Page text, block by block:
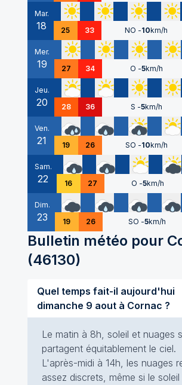
Mar.
18 25 33 NO -10km/h
Mer.
19 27 34 O -5km/h
Jeu.
20 28 36 S -5km/h
Ven.
21 19 26 SO -10km/h
Sam.
22 16 27 O -5km/h
Dim.
23 19 26 SO -5km/h
Bulletin météo pour
(46130)
Quel temps fait-il aujourd'hui
dimanche 9 aout à Cornac ?
Le matin à 8h, soleil et nuages
partagent équitablement le ciel.
L'après-midi à 14h, les nuages
assez discrets, même si le